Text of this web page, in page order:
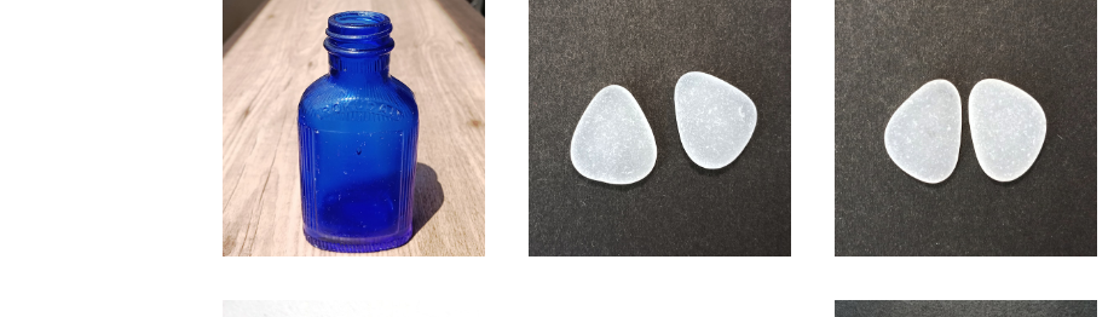
SB-3 シーボトル（コバルトブル
¥2,580
シーグラス アクセサリー素材(ピ
アス用) ASP-1
¥600
シーグラス アクセサリー素材(ピ
アス用) ASP-2
¥600